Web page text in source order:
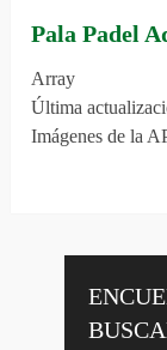
Pala Padel
Array
Última
Imágenes de la